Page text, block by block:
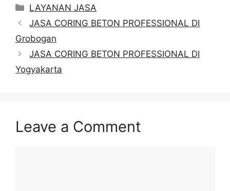
Categories
LAYANAN JASA
JASA CORING BETON PROFESSIONAL DI
Grobogan
JASA CORING BETON PROFESSIONAL DI
Yogyakarta
Leave a Comment